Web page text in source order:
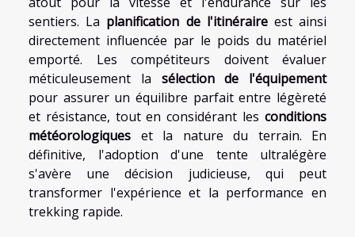
sentiers. La planification de l'itinéraireest ainsi
directement influencée par le poids du matériel
emporté. Les compétiteurs doivent évaluer
méticuleusement la sélection de l'équipement
pour assurer un équilibre parfait entre légèreté
et résistance, tout en considérant les conditions
météorologiques et la nature du terrain. En
définitive, l'adoption d'une tente ultralégère
s'avère une décision judicieuse, qui peut
transformer l'expérience et la performance en
trekking rapide.